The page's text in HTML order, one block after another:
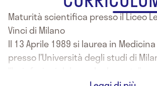
Maturità scientifica presso il Liceo
Vinci di Milano
Il 13 Aprile 1989 si laurea in
presso l’Università degli studi di